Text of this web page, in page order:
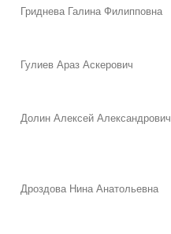
Гриднева Галина Филипповна
Гулиев Араз Аскерович
Долин Алексей Александрович
Дроздова Нина Анатольевна